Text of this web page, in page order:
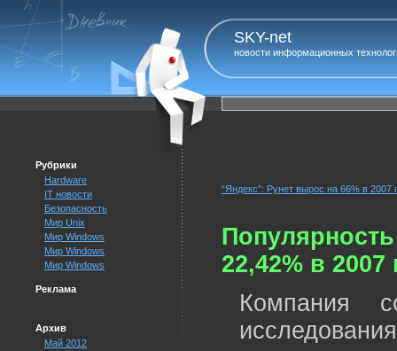
SKY-net
новости информационных
Рубрики
Hardware
IT новости
Безопасность
Мир Unix
Мир Windows
Мир Windows
Мир Windows
Реклама
Архив
Май 2012
“Яндекс”: Рунет вырос на 66% в 2007
22,42% в 2007
Компания